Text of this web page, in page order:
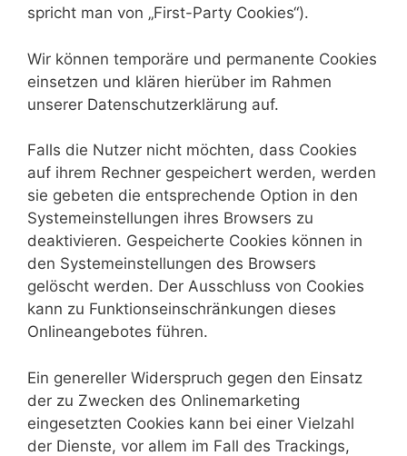
spricht man von „First-Party Cookies“).
Wir können temporäre und permanente Cookies
einsetzen und klären hierüber im Rahmen
unserer Datenschutzerklärung auf.
Falls die Nutzer nicht möchten, dass Cookies
auf ihrem Rechner gespeichert werden, werden
sie gebeten die entsprechende Option in den
Systemeinstellungen ihres Browsers zu
deaktivieren. Gespeicherte Cookies können in
den Systemeinstellungen des Browsers
gelöscht werden. Der Ausschluss von Cookies
kann zu Funktionseinschränkungen dieses
Onlineangebotes führen.
Ein genereller Widerspruch gegen den Einsatz
der zu Zwecken des Onlinemarketing
eingesetzten Cookies kann bei einer Vielzahl
der Dienste, vor allem im Fall des Trackings,